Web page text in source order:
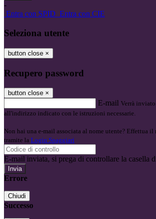
-
Entra con SPID Entra con CIE
Seleziona utente
button close ×
Recupero password
button close ×
E-mail Verrà
all'indirizzo indicato con le istruzioni necessarie.
Non hai una e-mail associata al nome utente? Effettua il
tramite la Login Spaggiari
E-mail inviata, si prega di controllare la casella
Errore
Chiudi
Successo